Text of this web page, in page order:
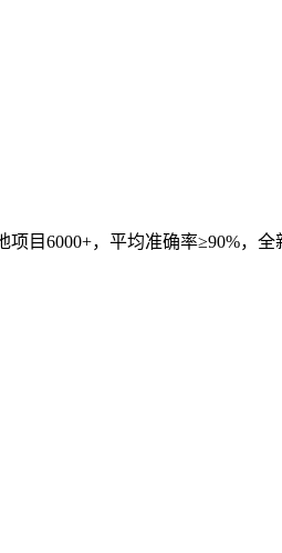
目6000+，平均准确率≥90%，